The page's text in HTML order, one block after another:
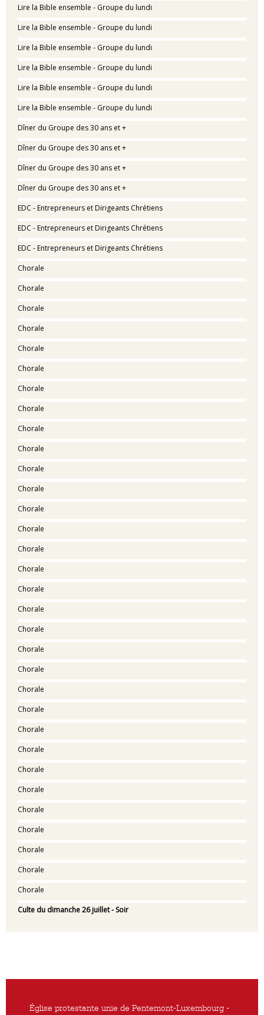
Lire la Bible ensemble - Groupe du lundi
Lire la Bible ensemble - Groupe du lundi
Lire la Bible ensemble - Groupe du lundi
Lire la Bible ensemble - Groupe du lundi
Lire la Bible ensemble - Groupe du lundi
Lire la Bible ensemble - Groupe du lundi
Dîner du Groupe des 30 ans et +
Dîner du Groupe des 30 ans et +
Dîner du Groupe des 30 ans et +
Dîner du Groupe des 30 ans et +
EDC - Entrepreneurs et Dirigeants Chrétiens
EDC - Entrepreneurs et Dirigeants Chrétiens
EDC - Entrepreneurs et Dirigeants Chrétiens
Chorale
Chorale
Chorale
Chorale
Chorale
Chorale
Chorale
Chorale
Chorale
Chorale
Chorale
Chorale
Chorale
Chorale
Chorale
Chorale
Chorale
Chorale
Chorale
Chorale
Chorale
Chorale
Chorale
Chorale
Chorale
Chorale
Chorale
Chorale
Chorale
Chorale
Chorale
Chorale
Culte du dimanche 26 juillet - Soir
Église protestante unie de Pentemont-Luxembourg -